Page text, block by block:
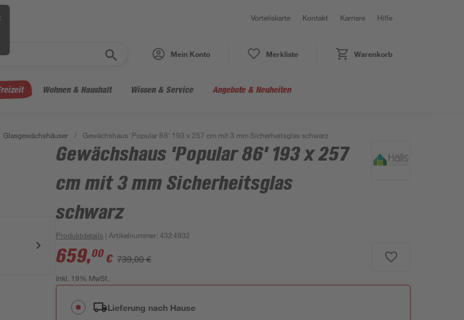
Vorteilskarte Kontakt Karriere Hilfe
Mein Konto Merkliste Warenkorb
Wohnen & Haushalt Wissen & Service Angebote & Neuheiten
Glasgewächshäuser / Gewächshaus 'Popular 86' 193 x 257 cm mit 3 mm Sicherheitsglas schwarz
Gewächshaus 'Popular 86' 193 x 257
cm mit 3 mm Sicherheitsglas
schwarz
Produktdetails | Artikelnummer:4324932
659,00 € 739,00 €
inkl. 19% MwSt.
Lieferung nach Hause